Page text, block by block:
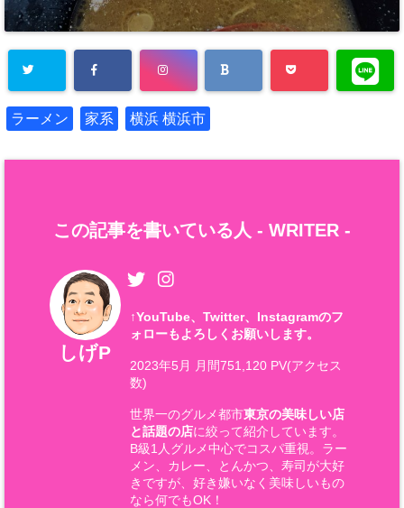
ラーメン 家系 横浜 横浜市
この記事を書いている人 - WRITER -
しげP
↑YouTube、Twitter、Instagramのフ
ォローもよろしくお願いします。
2023年5月 月間751,120 PV(アクセス
数)
世界一のグルメ都市東京の美味しい店
と話題の店に絞って紹介しています。
B級1人グルメ中心でコスパ重視。ラー
メン、カレー、とんかつ、寿司が大好
きですが、好き嫌いなく美味しいもの
なら何でもOK！